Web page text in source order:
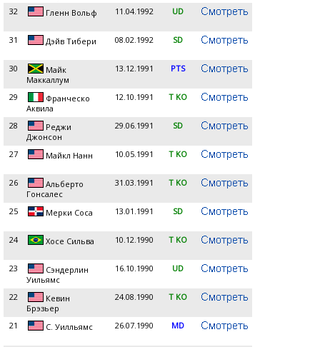
32 Гленн Вольф 11.04.1992 UD
31 Дэйв Тибери 08.02.1992 SD
30
Майк
Маккаллум
13.12.1991 PTS
29
Франческо
Аквила
12.10.1991 T KO
28
Реджи
Джонсон
29.06.1991 SD
27 Майкл Нанн 10.05.1991 T KO
26
Альберто
Гонсалес
31.03.1991 T KO
25 Мерки Соса 13.01.1991 SD
24 Хосе Сильва 10.12.1990 T KO
23
Сэндерлин
Уильямс
16.10.1990 UD
22
Кевин
Брэзьер
24.08.1990 T KO
21 С. Уилльямс 26.07.1990 MD